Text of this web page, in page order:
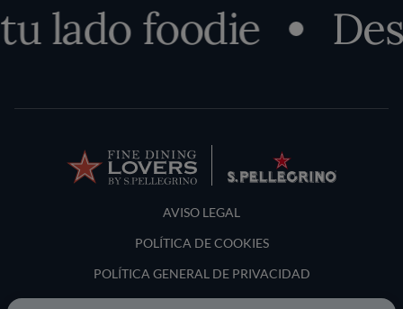
foodie
Terms and Conditions
AVISO LEGAL
POLÍTICA DE COOKIES
POLÍTICA GENERAL DE PRIVACIDAD